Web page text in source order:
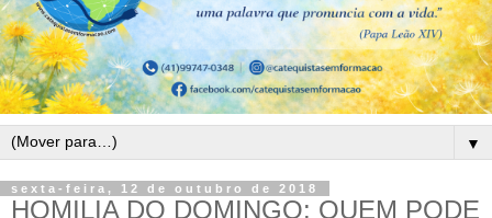
▼
sexta-feira, 12 de outubro de 2018
HOMILIA DO DOMINGO: QUEM PODE